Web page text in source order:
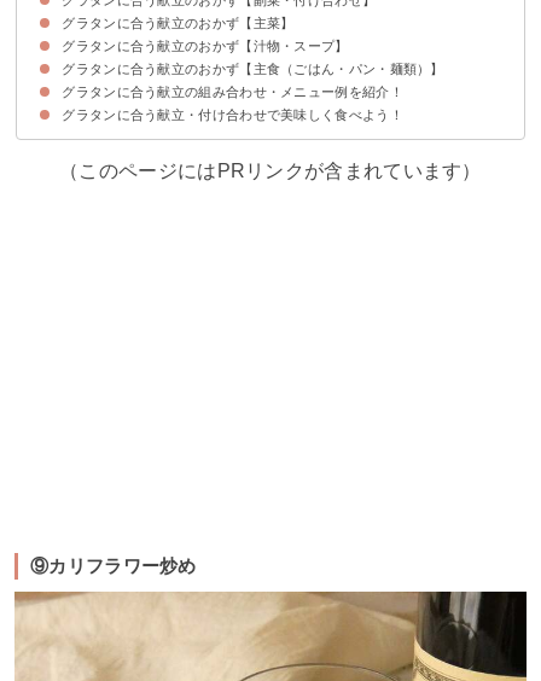
①ワカモレ
②ラタトゥィユ
③レンコンの甘辛煮
④じゃがいものバター醤油
⑤きのこのマリネ
⑥ブロッコリーとベーコンの炒め物
⑦サモサ風揚げ餃子
⑧豆腐と菜の花のマヨネーズ炒め
⑨カリフラワー炒め
⑩アスパラガスのきんぴら
グラタンに合う献立のおかず【主菜】
①魚介のムニエル
②ホタテフライ
③ロールキャベツ
④豚肉のコンフィ
⑤ローストビーフ
⑥グリルチキン
⑦メカジキの味噌焼き
⑧タンドリーチキン
⑨鶏の揚げ煮
⑩チキンのトマト煮
グラタンに合う献立のおかず【汁物・スープ】
①ガスパチョ
②カボチャのポタージュ
③コンソメスープ
④さつまいもの味噌汁
⑤アボカドと新玉ねぎの冷製豆乳ポタージュ
⑥さつまいもとベーコンの豆乳味噌スープ
⑦ミネストローネ風トマトスープ
⑧魚介のイタリアンスープ
⑨枝豆のヨーグルトスープ
⑩白身魚のコンソメスープ
グラタンに合う献立のおかず【主食（ごはん・パン・麺類）】
①ライスコロッケ
②栗とベーコンの洋風混ぜごはん
③魚介の和風パエリア
④バターピラフ
⑤トマトとパンチェッタのペペロンチーノ
⑥肉巻きおにぎり
⑦ガーリックトースト
⑧野菜サンドウィッチ
⑨ヨーグルトベーグルサンド
⑩鮭ときのこの炊き込みご飯
グラタンに合う献立の組み合わせ・メニュー例を紹介！
献立メニュー例①
献立メニュー例②
献立メニュー例③
グラタンに合う献立・付け合わせで美味しく食べよう！
（このページにはPRリンクが含まれています）
⑨カリフラワー炒め